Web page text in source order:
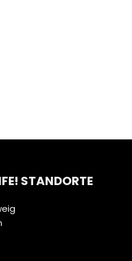
STANDORTE